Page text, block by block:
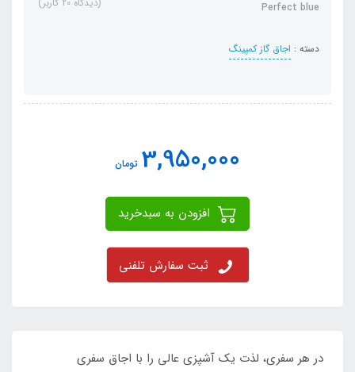
Perfect blue
دسته : اجاق گاز کمپینگ
3,950,000 تومان
ثبت سفارش تلفنی
در هر سفری، لذت یک آشپزی عالی را با اجاق سفری